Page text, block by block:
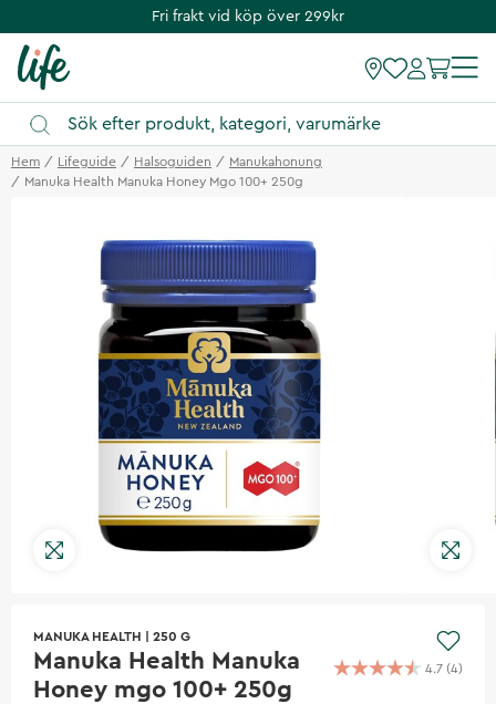
Fri frakt vid köp över 299kr
Hem Lifeguide Halsoguiden
Manukahonung
Manuka Health Manuka Honey Mgo 100+ 250g
MANUKA HEALTH 250 G
Manuka Health Manuka
Honey mgo 100+ 250g
4.7 (4)